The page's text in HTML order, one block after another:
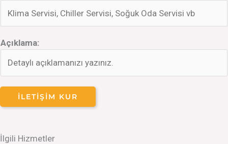
Açıklama:
İLETIŞIM KUR
İlgili Hizmetler